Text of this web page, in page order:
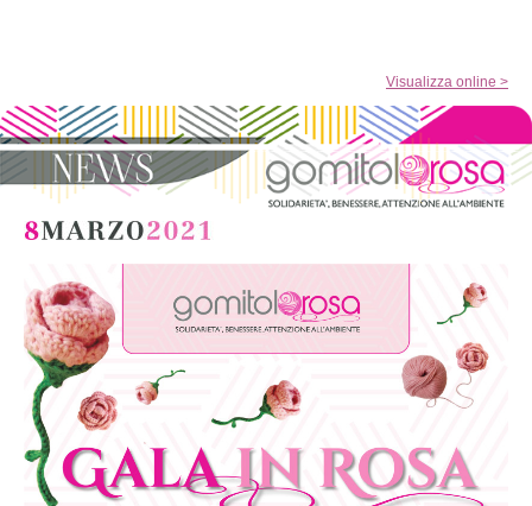
Visualizza online >